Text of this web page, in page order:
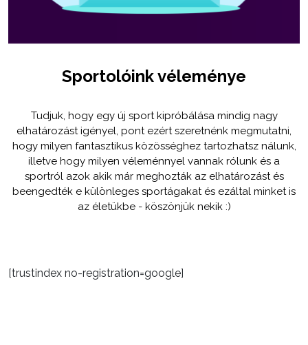
Sportolóink véleménye
Tudjuk, hogy egy új sport kipróbálása mindig nagy
elhatározást igényel, pont ezért szeretnénk megmutatni,
hogy milyen fantasztikus közösséghez tartozhatsz nálunk,
illetve hogy milyen véleménnyel vannak rólunk és a
sportról azok akik már meghozták az elhatározást és
beengedték e különleges sportágakat és ezáltal minket is
az életükbe - köszönjük nekik :)
[trustindex no-registration=google]